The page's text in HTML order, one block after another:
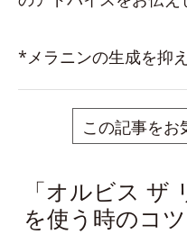
*メラニンの生成を抑
この記事をお
「オルビス ザ
を使う時のコツ